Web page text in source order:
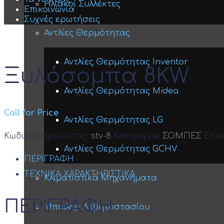
Ηλιακοί Συλλέκτες
Αντλίες Θερμότητας
Αντλίες Θερμότητας Inventor
Αντλίες Θερμότητας Midea
Αντλίες Θερμότητας LG
Αντλίες Θερμότητας GCHV
Κλιματιστικά Μηχανήματα
Μπόιλερ Λεβητοστασίου
Επικοινωνία
Συχνές ερωτήσεις
Ξυλόσομπα 8KW
Call for Price
Κωδικός προϊόντος: stv-8 Κατηγορία: ΣΟΜΠΕΣ
ΠΕΡΙΓΡΑΦΗ
ΤΕΧΝΙΚΑ ΧΑΡΑΚΤΗΡΙΣΤΙΚΑ
ΠΕΡΙΓΡΑΦΗ